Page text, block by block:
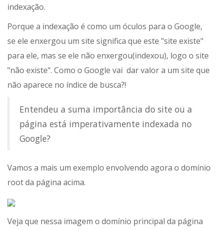
indexação.
Porque a indexação é como um óculos para o Google,
se ele enxergou um site significa que este "site existe"
para ele, mas se ele não enxergou(indexou), logo o site
"não existe". Como o Google vai dar valor a um site que
não aparece no índice de busca?!
Entendeu a suma importância do site ou a
página está imperativamente indexada no
Google?
Vamos a mais um exemplo envolvendo agora o domínio
root da página acima.
Veja que nessa imagem o domínio principal da página